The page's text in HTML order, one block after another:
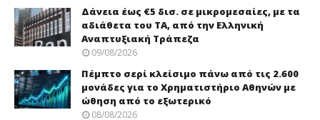
Δάνεια έως €5 δισ. σε μικρομεσαίες, με τα
αδιάθετα του ΤΑ, από την Ελληνική
Αναπτυξιακή Τράπεζα
09/08/2026
Πέμπτο σερί κλείσιμο πάνω από τις 2.600
μονάδες για το Χρηματιστήριο Αθηνών με
ώθηση από το εξωτερικό
08/08/2026